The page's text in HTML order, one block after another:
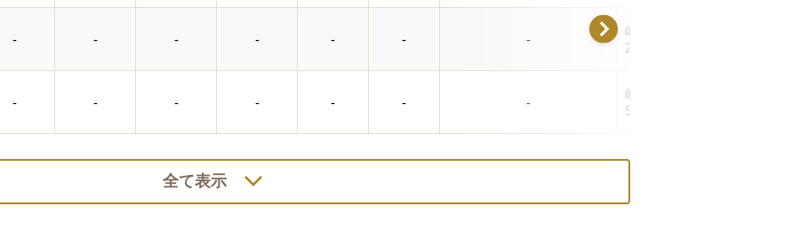
- - - - - - -
岐阜県羽島市竹鼻町狐穴渡
2-1
- - - - - - -
岐阜県羽島市竹鼻町丸の内
9
全て表示